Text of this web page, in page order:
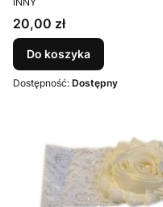
Cena
20,00 zł
Do koszyka
Dostępność: Dostępny